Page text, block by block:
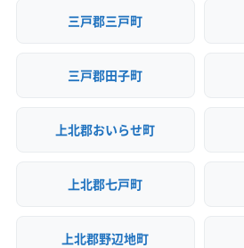
三戸郡三戸町
三戸郡田子町
上北郡おいらせ町
上北郡七戸町
上北郡野辺地町